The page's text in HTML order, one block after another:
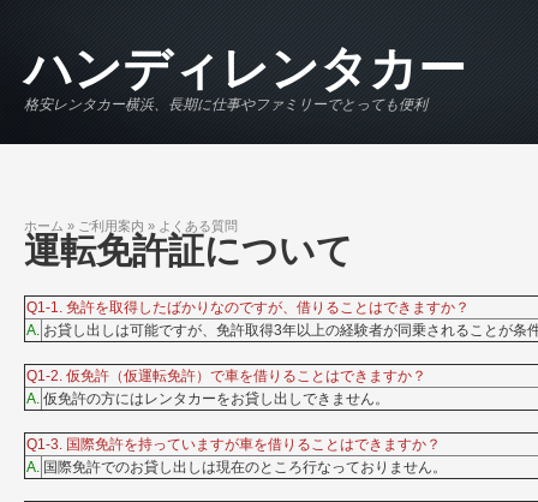
ハンディレンタカー
格安レンタカー横浜、長期に仕事やファミリーでとっても便利
現在地
ホーム » ご利用案内 » よくある質問
運転免許証について
Q1-1. 免許を取得したばかりなのですが、借りることはできますか？
A. お貸し出しは可能ですが、免許取得3年以上の経験者が同乗されることが条
Q1-2. 仮免許（仮運転免許）で車を借りることはできますか？
A. 仮免許の方にはレンタカーをお貸し出しできません。
Q1-3. 国際免許を持っていますが車を借りることはできますか？
A. 国際免許でのお貸し出しは現在のところ行なっておりません。